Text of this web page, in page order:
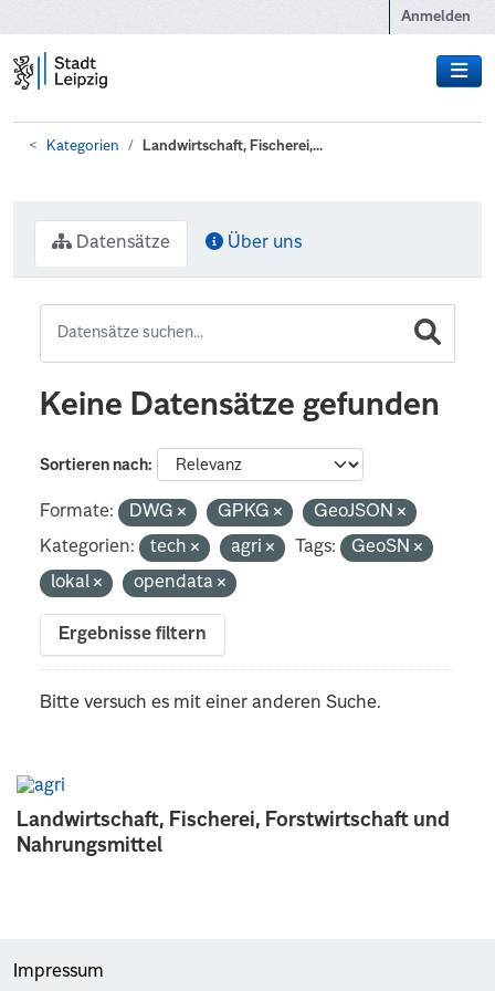
Anmelden
Kategorien Landwirtschaft, Fischerei,...
Landwirtschaft, Fischerei, Forstwirtschaft und
Nahrungsmittel
Datensätze Über uns
Keine Datensätze gefunden
Sortieren nach
Formate: DWG GPKG
GeoJSON
Kategorien:
tech agri Tags:
GeoSN
lokal
opendata
Ergebnisse filtern
Bitte versuch es mit einer anderen Suche.
Impressum